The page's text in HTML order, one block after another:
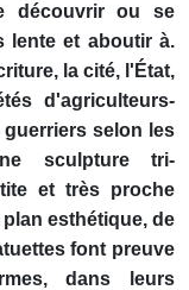
découvrir ou se
lente et aboutir à.
la cité, l'État,
d'agriculteurs-
selon les
sculpture tri-
et très proche
esthétique, de
font preuve
dans leurs